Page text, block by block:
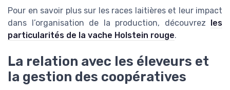
Pour en savoir plus sur les races laitières et leur impact
dans l’organisation de la production, découvrez
les
particularités de la vache Holstein rouge.
La relation avec les éleveurs et
la gestion des coopératives